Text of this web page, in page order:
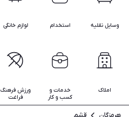
وسایل نقلیه
املاک
استخدام
خدمات و
کسب و کار
لوازم خانگی
ورزش فرهنگ
فراغت
هرمزگان قشم